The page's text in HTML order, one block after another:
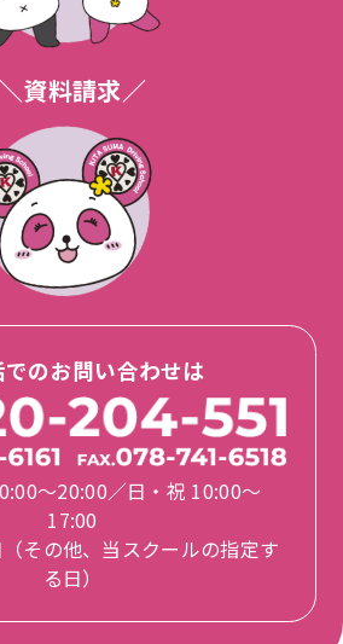
＼資料請求／
でのお問い合わせは
〜20:00／日・祝 10:00〜
17:00
その他、当スクールの指定す
る日）